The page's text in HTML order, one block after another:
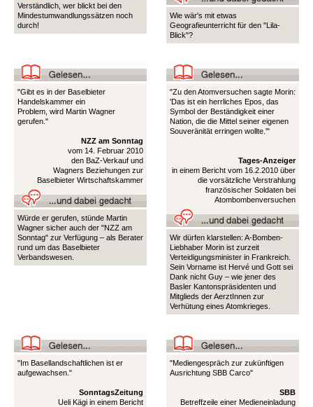
Verständlich, wer blickt bei den
Mindestumwandlungssätzen noch
durch!
Wie wär's mit etwas
Geografieunterricht für den "Lila-
Blick"?
"Gibt es in der Baselbieter
Handelskammer ein
Problem, wird Martin Wagner
gerufen."
NZZ am Sonntag
vom 14. Februar 2010
den BaZ-Verkauf und
Wagners Beziehungen zur
Baselbieter Wirtschaftskammer
Würde er gerufen, stünde Martin
Wagner sicher auch der "NZZ am
Sonntag" zur Verfügung – als Berater
rund um das Baselbieter
Verbandswesen.
"Zu den Atomversuchen sagte Morin:
'Das ist ein herrliches Epos, das
Symbol der Beständigkeit einer
Nation, die die Mittel seiner eigenen
Souveränität erringen wollte.'"
Tages-Anzeiger
in einem Bericht vom 16.2.2010 über
die vorsätzliche Verstrahlung
französischer Soldaten bei
Atombombenversuchen
Wir dürfen klarstellen: A-Bomben-
Liebhaber Morin ist zurzeit
Verteidigungsminister in Frankreich.
Sein Vorname ist Hervé und Gott sei
Dank nicht Guy – wie jener des
Basler Kantonspräsidenten und
Mitglieds der AerztInnen zur
Verhütung eines Atomkrieges.
"Im Basellandschaftlichen ist er
aufgewachsen."
SonntagsZeitung
Ueli Kägi in einem Bericht
"Mediengespräch zur zukünftigen
Ausrichtung SBB Carco"
SBB
Betreffzeile einer Medieneinladung